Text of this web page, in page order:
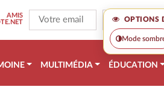
OPTIONS
Mode
AMIS
MULTIMÉDIA ÉDUCATION